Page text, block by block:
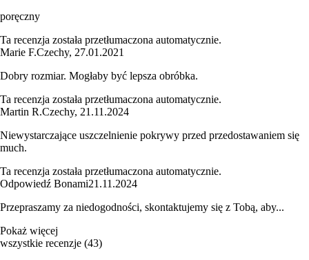
poręczny
Ta recenzja została przetłumaczona automatycznie.
Marie F.Czechy, 27.01.2021
Dobry rozmiar. Mogłaby być lepsza obróbka.
Ta recenzja została przetłumaczona automatycznie.
Martin R.Czechy, 21.11.2024
Niewystarczające uszczelnienie pokrywy przed przedostawaniem się
much.
Ta recenzja została przetłumaczona automatycznie.
Odpowiedź Bonami21.11.2024
Przepraszamy za niedogodności, skontaktujemy się z Tobą, aby...
Pokaż więcej
wszystkie recenzje (43)